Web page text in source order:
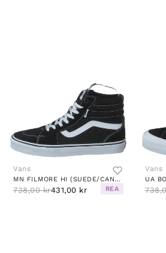
Vans
MN FILMORE HI (SUEDE/CANVAS)BLACK/WHITE
738,00 kr431,00 kr REA
Vans